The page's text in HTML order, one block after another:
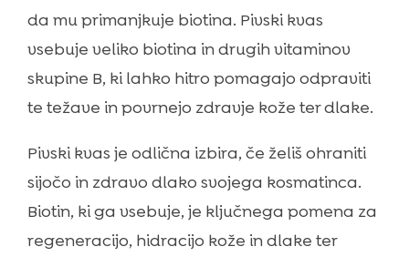
da mu primanjkuje biotina. Pivski kvas
vsebuje veliko biotina in drugih vitaminov
skupine B, ki lahko hitro pomagajo odpraviti
te težave in povrnejo zdravje kože ter dlake.
Pivski kvas je odlična izbira, če želiš ohraniti
sijočo in zdravo dlako svojega kosmatinca.
Biotin, ki ga vsebuje, je ključnega pomena za
regeneracijo, hidracijo kože in dlake ter